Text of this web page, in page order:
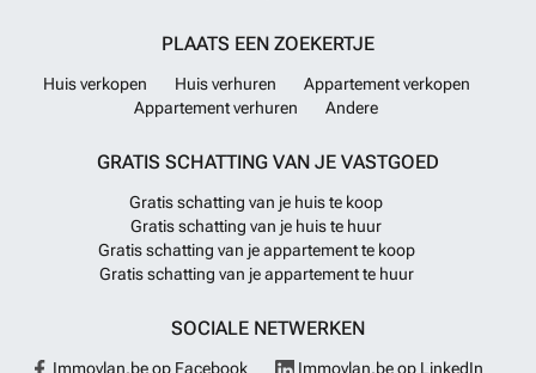
PLAATS EEN ZOEKERTJE
Huis verkopen Huis verhuren
Appartement verkopen
Appartement verhuren
Andere
GRATIS SCHATTING VAN JE VASTGOED
Gratis schatting van je huis te koop
Gratis schatting van je huis te huur
Gratis schatting van je appartement te koop
Gratis schatting van je appartement te huur
SOCIALE NETWERKEN
Immovlan.be op Facebook Immovlan.be op LinkedIn